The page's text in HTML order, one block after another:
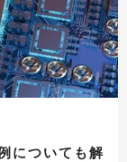
についても解